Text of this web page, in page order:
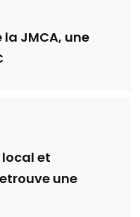
la JMCA, une
et
une